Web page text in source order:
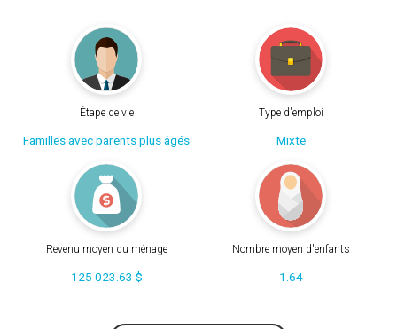
Étape de vie
Familles avec parents plus âgés
Type d'emploi
Mixte
Revenu moyen du ménage
125 023.63 $
Nombre moyen d'enfants
1.64